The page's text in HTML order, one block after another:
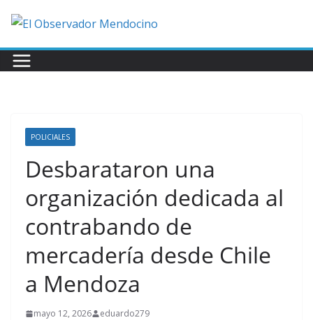
contenido
POLICIALES
Desbarataron una
organización dedicada al
contrabando de
mercadería desde Chile
a Mendoza
mayo 12, 2026 eduardo279